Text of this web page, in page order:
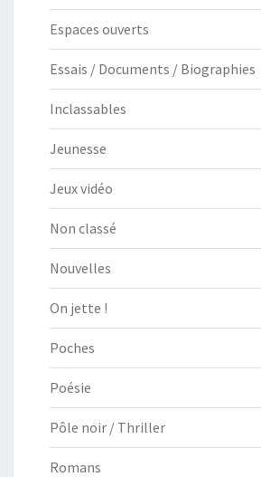
Espaces ouverts
Essais / Documents / Biographies
Inclassables
Jeunesse
Jeux vidéo
Non classé
Nouvelles
On jette !
Poches
Poésie
Pôle noir / Thriller
Romans